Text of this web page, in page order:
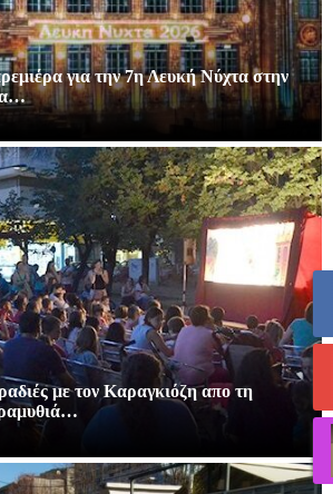
για την 7η Λευκή Νύχτα στην
με τον Καραγκιόζη απο τη